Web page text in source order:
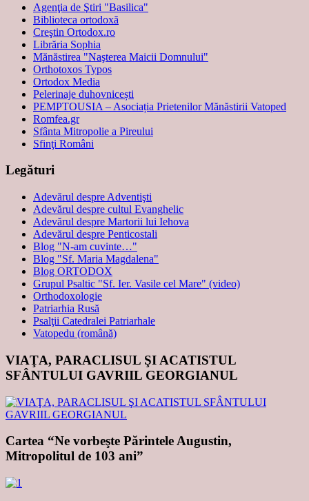
Agenţia de Ştiri "Basilica"
Biblioteca ortodoxă
Creştin Ortodox.ro
Librăria Sophia
Mănăstirea "Naşterea Maicii Domnului"
Orthotoxos Typos
Ortodox Media
Pelerinaje duhovnicești
PEMPTOUSIA – Asociația Prietenilor Mănăstirii Vatoped
Romfea.gr
Sfânta Mitropolie a Pireului
Sfinţi Români
Legături
Adevărul despre Adventişti
Adevărul despre cultul Evanghelic
Adevărul despre Martorii lui Iehova
Adevărul despre Penticostali
Blog "N-am cuvinte…"
Blog "Sf. Maria Magdalena"
Blog ORTODOX
Grupul Psaltic "Sf. Ier. Vasile cel Mare" (video)
Orthodoxologie
Patriarhia Rusă
Psalţii Catedralei Patriarhale
Vatopedu (română)
VIAŢA, PARACLISUL ŞI ACATISTUL
SFÂNTULUI GAVRIIL GEORGIANUL
Cartea “Ne vorbeşte Părintele Augustin,
Mitropolitul de 103 ani”